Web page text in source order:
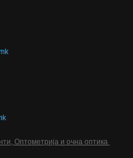
Оптометрија и очна оптика